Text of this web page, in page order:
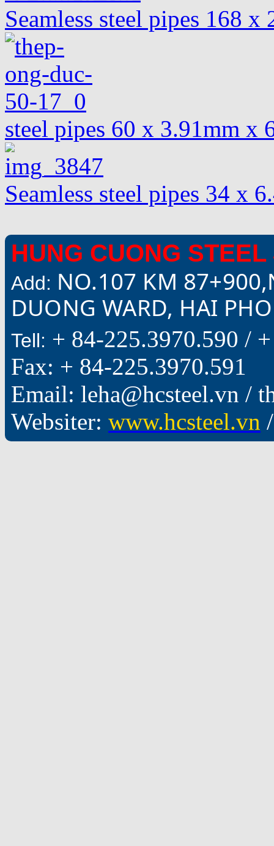
Seamless steel pipes 168 x
steel pipes 60 x 3.91mm x
Seamless steel pipes 34 x
HUNG CUONG
Add: NO.107 KM
DUONG WARD, HAI
Tell: + 84-225.3970.590 /
Fax: + 84-225.3970.591
Email: leha@hcsteel.vn /
Websiter: www.hcsteel.vn